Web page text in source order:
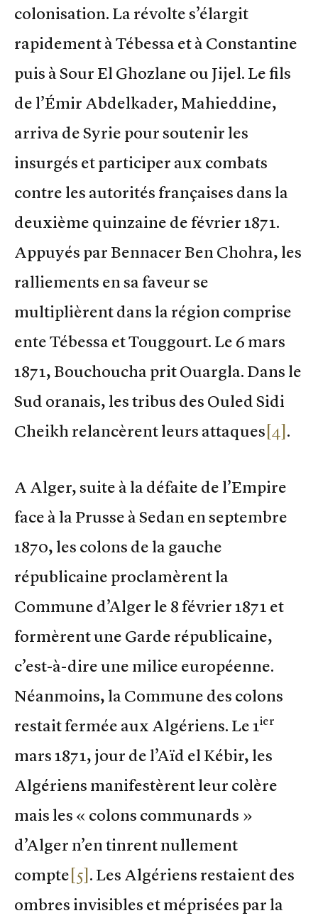
colonisation. La révolte s’élargit
rapidement à Tébessa et à Constantine
puis à Sour El Ghozlane ou Jijel. Le fils
de l’Émir Abdelkader, Mahieddine,
arriva de Syrie pour soutenir les
insurgés et participer aux combats
contre les autorités françaises dans la
deuxième quinzaine de février 1871.
Appuyés par Bennacer Ben Chohra, les
ralliements en sa faveur se
multiplièrent dans la région comprise
ente Tébessa et Touggourt. Le 6 mars
1871, Bouchoucha prit Ouargla. Dans le
Sud oranais, les tribus des Ouled Sidi
Cheikh relancèrent leurs attaques [4] .
A Alger, suite à la défaite de l’Empire
face à la Prusse à Sedan en septembre
1870, les colons de la gauche
républicaine proclamèrent la
Commune d’Alger le 8 février 1871 et
formèrent une Garde républicaine,
c’est-à-dire une milice européenne.
Néanmoins, la Commune des colons
restait fermée aux Algériens. Le 1ier
mars 1871, jour de l’Aïd el Kébir, les
Algériens manifestèrent leur colère
mais les « colons communards »
d’Alger n’en tinrent nullement
compte[5]. Les Algériens restaient des
ombres invisibles et méprisées par la